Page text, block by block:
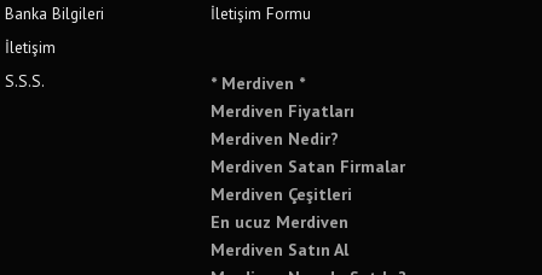
Banka Bilgileri
İletişim
S.S.S.
İletişim Formu
* Merdiven *
Merdiven Fiyatları
Merdiven Nedir?
Merdiven Satan Firmalar
Merdiven Çeşitleri
En ucuz Merdiven
Merdiven Satın Al